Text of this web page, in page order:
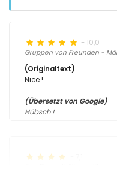
- 10,0
Gruppen von Freunden -
(Originaltext)
Nice !
(Übersetzt von Google)
Hübsch !
Familien mit älteren